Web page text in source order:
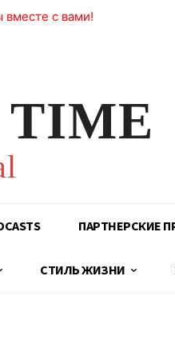
вместе с вами!
TIME
ПАРТНЕРСКИЕ
СТИЛЬ ЖИЗНИ